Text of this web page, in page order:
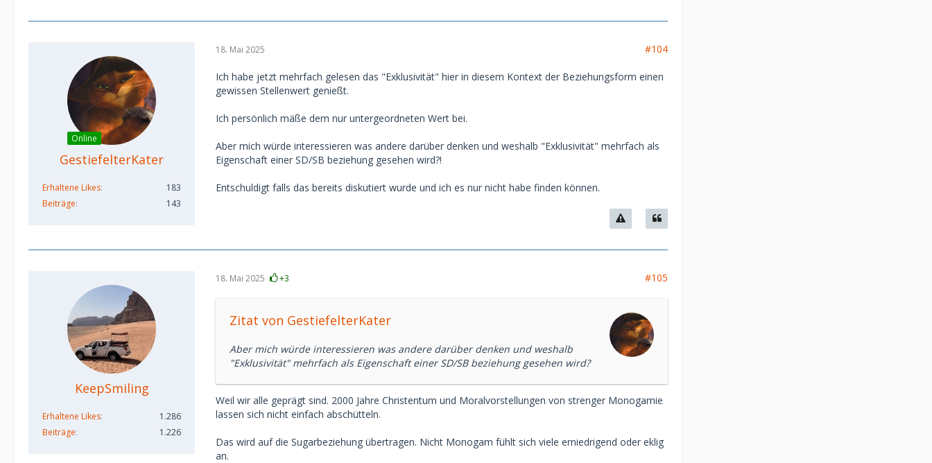
Online
GestiefelterKater
Erhaltene Likes
183
Beiträge
143
18. Mai 2025 #104
Ich habe jetzt mehrfach gelesen das "Exklusivität" hier in diesem Kontext der Beziehungsform einen
gewissen Stellenwert genießt.
Ich persönlich mäße dem nur untergeordneten Wert bei.
Aber mich würde interessieren was andere darüber denken und weshalb "Exklusivität" mehrfach als
Eigenschaft einer SD/SB beziehung gesehen wird?!
Entschuldigt falls das bereits diskutiert wurde und ich es nur nicht habe finden können.
KeepSmiling
Erhaltene Likes
1.286
Beiträge
1.226
18. Mai 2025 +3 #105
Zitat von GestiefelterKater
Aber mich würde interessieren was andere darüber denken und weshalb
"Exklusivität" mehrfach als Eigenschaft einer SD/SB beziehung gesehen wird?
Weil wir alle geprägt sind. 2000 Jahre Christentum und Moralvorstellungen von strenger Monogamie
lassen sich nicht einfach abschütteln.
Das wird auf die Sugarbeziehung übertragen. Nicht Monogam fühlt sich viele erniedrigend oder eklig
an.